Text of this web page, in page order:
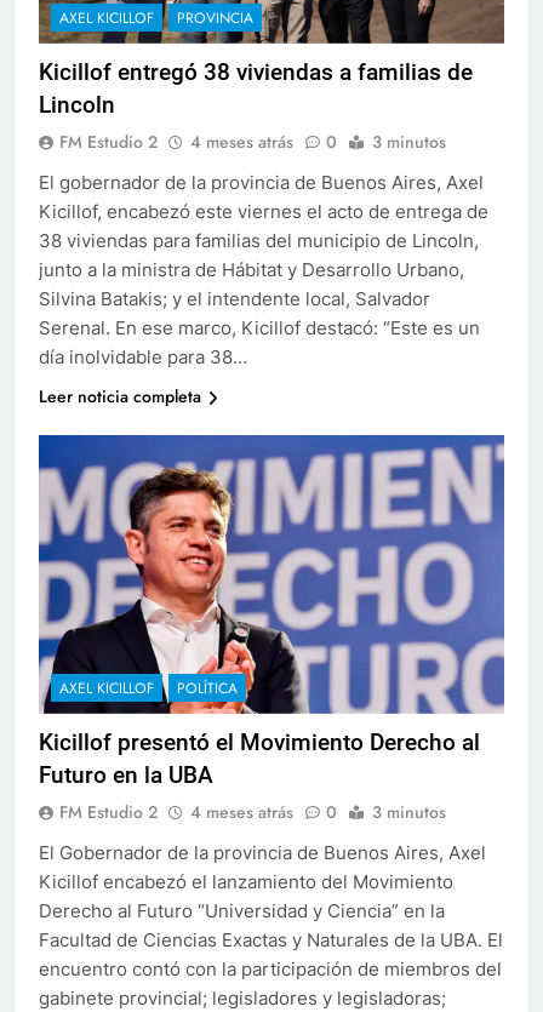
AXEL KICILLOF PROVINCIA
Kicillof entregó 38 viviendas a familias de
Lincoln
FM Estudio 2 4 meses atrás 0 3 minutos
El gobernador de la provincia de Buenos Aires, Axel
Kicillof, encabezó este viernes el acto de entrega de
38 viviendas para familias del municipio de Lincoln,
junto a la ministra de Hábitat y Desarrollo Urbano,
Silvina Batakis; y el intendente local, Salvador
Serenal. En ese marco, Kicillof destacó: “Este es un
día inolvidable para 38…
Leer noticia completa
AXEL KICILLOF POLÍTICA
Kicillof presentó el Movimiento Derecho al
Futuro en la UBA
FM Estudio 2 4 meses atrás 0 3 minutos
El Gobernador de la provincia de Buenos Aires, Axel
Kicillof encabezó el lanzamiento del Movimiento
Derecho al Futuro “Universidad y Ciencia” en la
Facultad de Ciencias Exactas y Naturales de la UBA. El
encuentro contó con la participación de miembros del
gabinete provincial; legisladores y legisladoras;